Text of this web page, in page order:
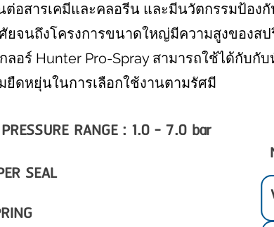
อสารเคมีและคลอรีน และมีนวัตกรรมป้อง
ยจนถึงโครงการขนาดใหญ่มีความสูงของสป
ลอร์ Hunter Pro-Spray สามารถใช้ได้กับกั
ยืดหยุ่นในการเลือกใช้งานตามรัศมี
RANGE : 1.0 - 7.0 bar
SEAL